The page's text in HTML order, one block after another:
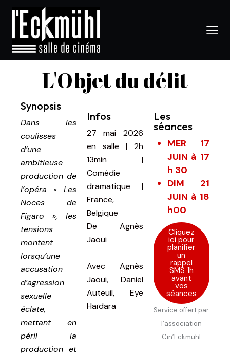
L'Objet du délit
Synopsis
Dans les
coulisses
d’une
ambitieuse
production de
l’opéra « Les
Noces de
Figaro », les
tensions
montent
lorsqu’une
accusation
d’agression
sexuelle
éclate,
mettant en
péril la
production et
Infos
27 mai 2026
en salle |2h
13min |
Comédie
dramatique |
France,
Belgique
De Agnès
Jaoui
Avec Agnès
Jaoui, Daniel
Auteuil, Eye
Haïdara
Les
séances
MER 17
JUIN à 17
h 30
DIM 21
JUIN à 18
h00
Cliquez
ici pour
planifier
un
rappel
SMS 1h
avant
vos
séances
Service offert par
l’association
Cin’Eckmuhl